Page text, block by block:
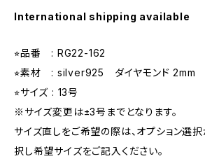
International shipping available
⭐︎品番 : RG22-162
⭐︎素材 : silver925 ダイヤモンド 2mm
⭐︎サイズ : 13号
※サイズ変更は±3号までとなります。
サイズ直しをご希望の際は、オプション選
択し希望サイズをご記入ください。